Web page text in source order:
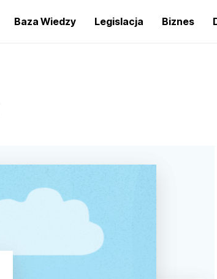
Baza Wiedzy Legislacja Biznes